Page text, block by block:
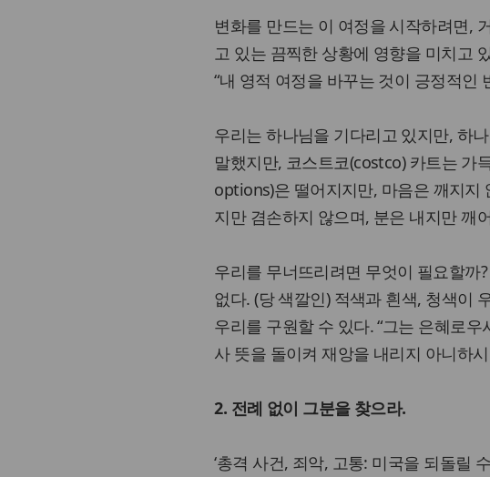
변화를 만드는 이 여정을 시작하려면,
고 있는 끔찍한 상황에 영향을 미치고
“내 영적 여정을 바꾸는 것이 긍정적인
우리는 하나님을 기다리고 있지만, 하
말했지만, 코스트코(costco) 카트는 가
options)은 떨어지지만, 마음은 깨지지
지만 겸손하지 않으며, 분은 내지만 깨
우리를 무너뜨리려면 무엇이 필요할까
없다. (당 색깔인) 적색과 흰색, 청색이
우리를 구원할 수 있다. “그는 은혜로
사 뜻을 돌이켜 재앙을 내리지 아니하
2. 전례 없이 그분을 찾으라.
‘총격 사건, 죄악, 고통: 미국을 되돌릴